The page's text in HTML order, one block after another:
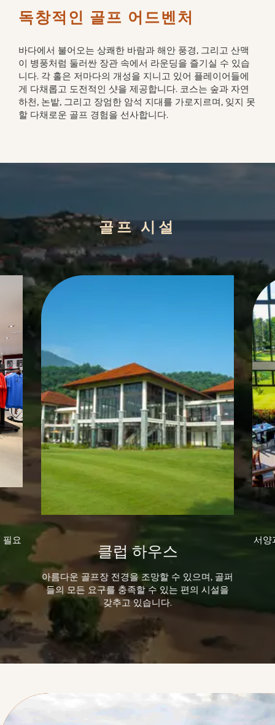
독창적인 골프 어드벤처
바다에서 불어오는 상쾌한 바람과 해안 풍경, 그리고 산맥
이 병풍처럼 둘러싼 장관 속에서 라운딩을 즐기실 수 있습
니다. 각 홀은 저마다의 개성을 지니고 있어 플레이어들에
게 다채롭고 도전적인 샷을 제공합니다. 코스는 숲과 자연
하천, 논밭, 그리고 장엄한 암석 지대를 가로지르며, 잊지 못
할 다채로운 골프 경험을 선사합니다.
골프 시설
요
클럽 하우스
아름다운 골프장 전경을 조망할 수 있으며, 골퍼
들의 모든 요구를 충족할 수 있는 편의 시설을
갖추고 있습니다.
서양